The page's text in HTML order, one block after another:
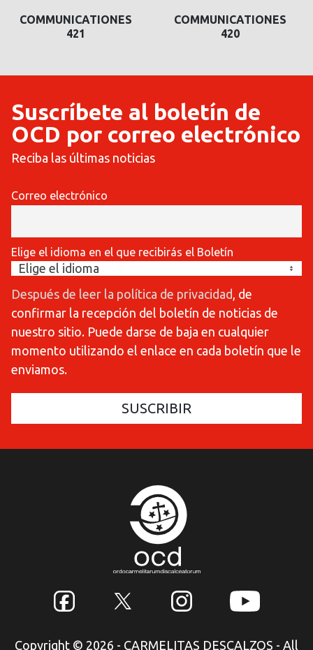
COMMUNICATIONES
421
COMMUNICATIONES
420
Suscríbete al boletín de
OCD por correo electrónico
Reciba las últimas noticias
Correo electrónico
Elige el idioma en el que recibirás el Boletín
Después de leer la política de privacidad , de
confirmar la recepción del boletín de noticias de
nuestro sitio. Puede darse de baja en cualquier
momento utilizando el enlace en cada boletín que le
enviamos.
Copyright © 2026 - CARMELITAS DESCALZOS - All